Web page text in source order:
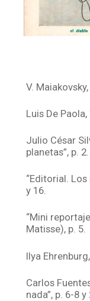
V. Maiakovsky,
Luis De Paola,
Julio César
planetas”, p. 2.
“Editorial.
y 16.
“Mini
Matisse), p. 5.
Ilya
Carlos
nada”, p. 6-8 y